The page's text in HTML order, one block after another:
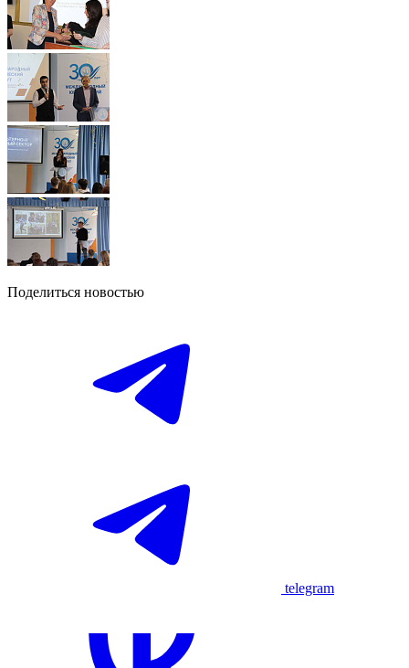
Поделиться новостью
telegram